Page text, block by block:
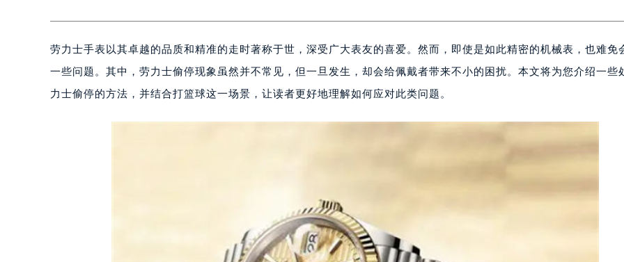
劳力士手表以其卓越的品质和精准的走时著称于世，深受广大表友的喜爱。然而，即使是如此精密的机械表，也难免
一些问题。其中，劳力士偷停现象虽然并不常见，但一旦发生，却会给佩戴者带来不小的困扰。本文将为您介绍一些
力士偷停的方法，并结合打篮球这一场景，让读者更好地理解如何应对此类问题。